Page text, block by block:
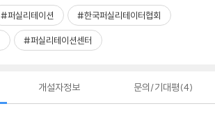
#퍼실리테이션 #한국퍼실리테이터협회
#퍼실리테이션센터
개설자정보 문의/기대평 4